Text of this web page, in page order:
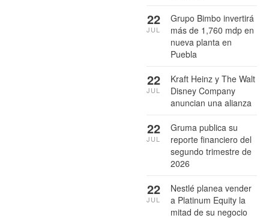
Grupo Bimbo invertirá
más de 1,760 mdp en
nueva planta en
Puebla
22
JUL
Kraft Heinz y The Walt
Disney Company
anuncian una alianza
22
JUL
Gruma publica su
reporte financiero del
segundo trimestre de
2026
22
JUL
Nestlé planea vender
a Platinum Equity la
mitad de su negocio
22
JUL